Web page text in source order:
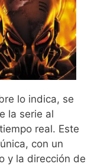
lo indica, se
la serie al
real. Este
con un
y la dirección de